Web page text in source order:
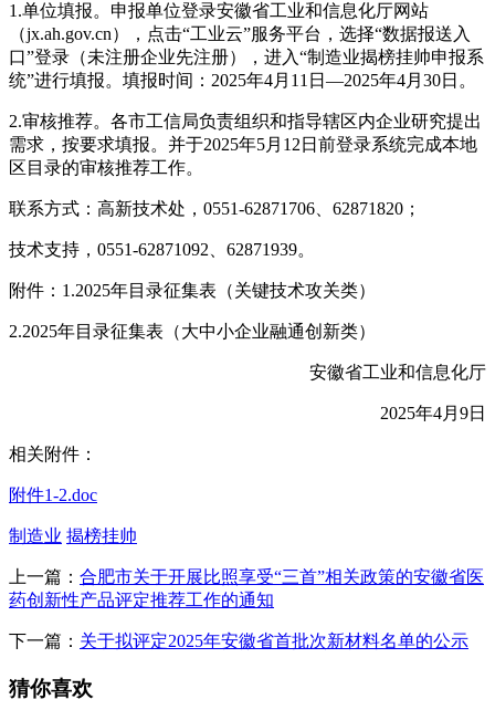
1.单位填报。申报单位登录安徽省工业和信息化厅网站
（jx.ah.gov.cn），点击“工业云”服务平台，选择“数据报送入
口”登录（未注册企业先注册），进入“制造业揭榜挂帅申报系
统”进行填报。填报时间：2025年4月11日—2025年4月30日。
2.审核推荐。各市工信局负责组织和指导辖区内企业研究提出
需求，按要求填报。并于2025年5月12日前登录系统完成本地
区目录的审核推荐工作。
联系方式：高新技术处，0551-62871706、62871820；
技术支持，0551-62871092、62871939。
附件：1.2025年目录征集表（关键技术攻关类）
2.2025年目录征集表（大中小企业融通创新类）
安徽省工业和信息化厅
2025年4月9日
相关附件：
附件1-2.doc
制造业 揭榜挂帅
上一篇： 合肥市关于开展比照享受“三首”相关政策的安徽省医
药创新性产品评定推荐工作的通知
下一篇： 关于拟评定2025年安徽省首批次新材料名单的公示
猜你喜欢